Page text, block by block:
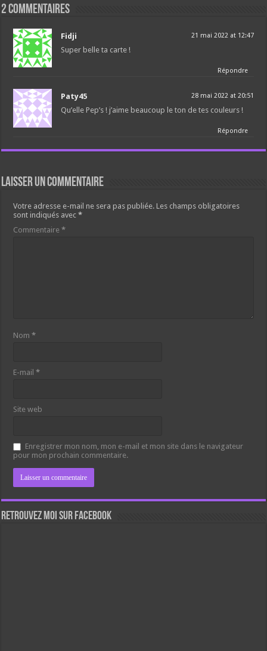
2 commentaires
Fidji 21 mai 2022 at 12:47
Super belle ta carte !
Répondre
Paty45 28 mai 2022 at 20:51
Qu’elle Pep’s ! j’aime beaucoup le ton de tes couleurs !
Répondre
Laisser un commentaire
Votre adresse e-mail ne sera pas publiée. Les champs obligatoires
sont indiqués avec*
Commentaire*
Nom*
E-mail*
Site web
Enregistrer mon nom, mon e-mail et mon site dans le navigateur
pour mon prochain commentaire.
Retrouvez moi sur Facebook